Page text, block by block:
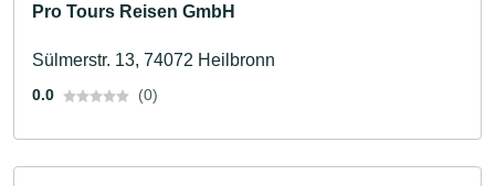
Pro Tours Reisen GmbH
Sülmerstr. 13, 74072 Heilbronn
0.0 (0)